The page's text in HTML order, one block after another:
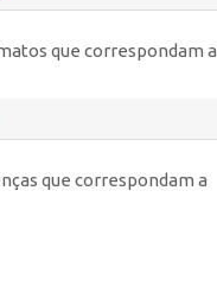
que correspondam a
que correspondam a